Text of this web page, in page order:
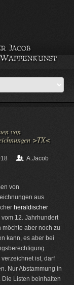
von
>TX<
A.Jacob
von
aus
heraldischer
vom 12. Jahrhundert
möchte aber noch zu
kann, es aber bei
ist, darf
Nur Abstammung in
Listen beinhalten